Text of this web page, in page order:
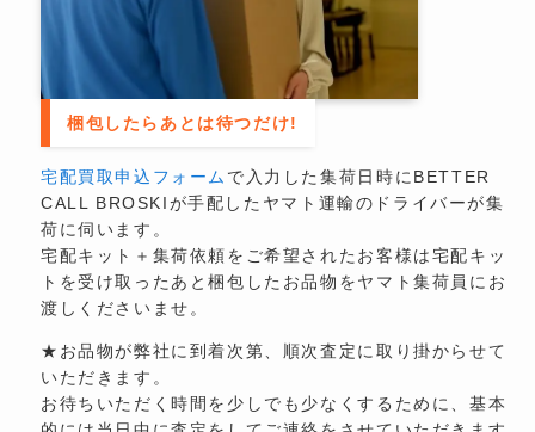
梱包したらあとは待つだけ!
宅配買取申込フォーム で入力した集荷日時にBETTER
CALL BROSKIが手配したヤマト運輸のドライバーが集
荷に伺います。
宅配キット＋集荷依頼をご希望されたお客様は宅配キッ
トを受け取ったあと梱包したお品物をヤマト集荷員にお
渡しくださいませ。
★お品物が弊社に到着次第、順次査定に取り掛からせて
いただきます。
お待ちいただく時間を少しでも少なくするために、基本